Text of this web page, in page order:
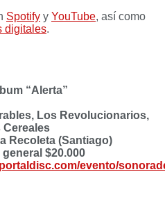
Spotify y YouTube, así como
digitales.
“Alerta”
Los Revolucionarios,
Cereales
Recoleta (Santiago)
$20.000
evento/